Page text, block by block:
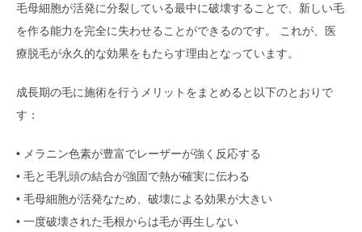
毛母細胞が活発に分裂している最中に破壊することで、新しい毛
を作る能力を完全に失わせることができるのです。 これが、医
療脱毛が永久的な効果をもたらす理由となっています。
成長期の毛に施術を行うメリットをまとめると以下のとおりで
す：
• メラニン色素が豊富でレーザーが強く反応する
• 毛と毛乳頭の結合が強固で熱が確実に伝わる
• 毛母細胞が活発なため、破壊による効果が大きい
• 一度破壊された毛根からは毛が再生しない